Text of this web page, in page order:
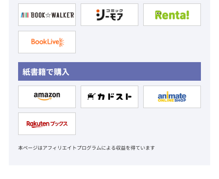
紙書籍で購入
本ページはアフィリエイトプログラムによる収益を得ています